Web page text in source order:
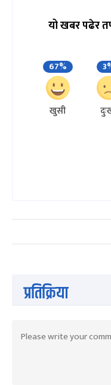
यो खबर पढेर
67%
खुसी
प्रतिक्रिया